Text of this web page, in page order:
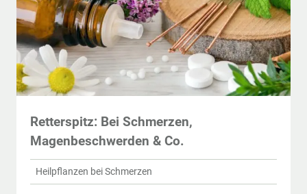
Retterspitz: Bei Schmerzen,
Magenbeschwerden & Co.
Heilpflanzen bei Schmerzen